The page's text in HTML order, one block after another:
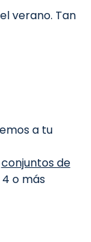
verano. Tan
a tu
conjuntos de
o más